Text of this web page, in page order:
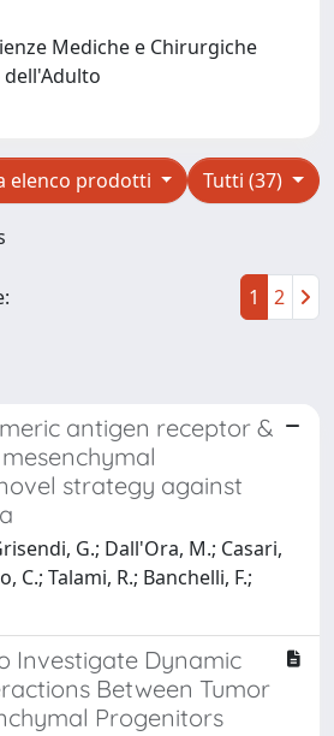
Mediche e Chirurgiche
Tutti (37)
elenco prodotti
1 2
antigen receptor &
strategy against
G.; Dall'Ora, M.; Casari,
C.; Talami, R.; Banchelli, F.;
Investigate Dynamic
Between Tumor
Progenitors